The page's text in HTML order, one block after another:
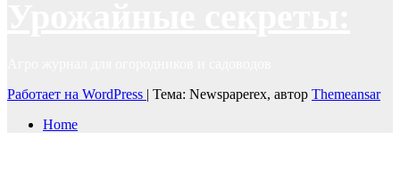
Работает на WordPress | Тема: Newspaperex, автор Themeansar
Home